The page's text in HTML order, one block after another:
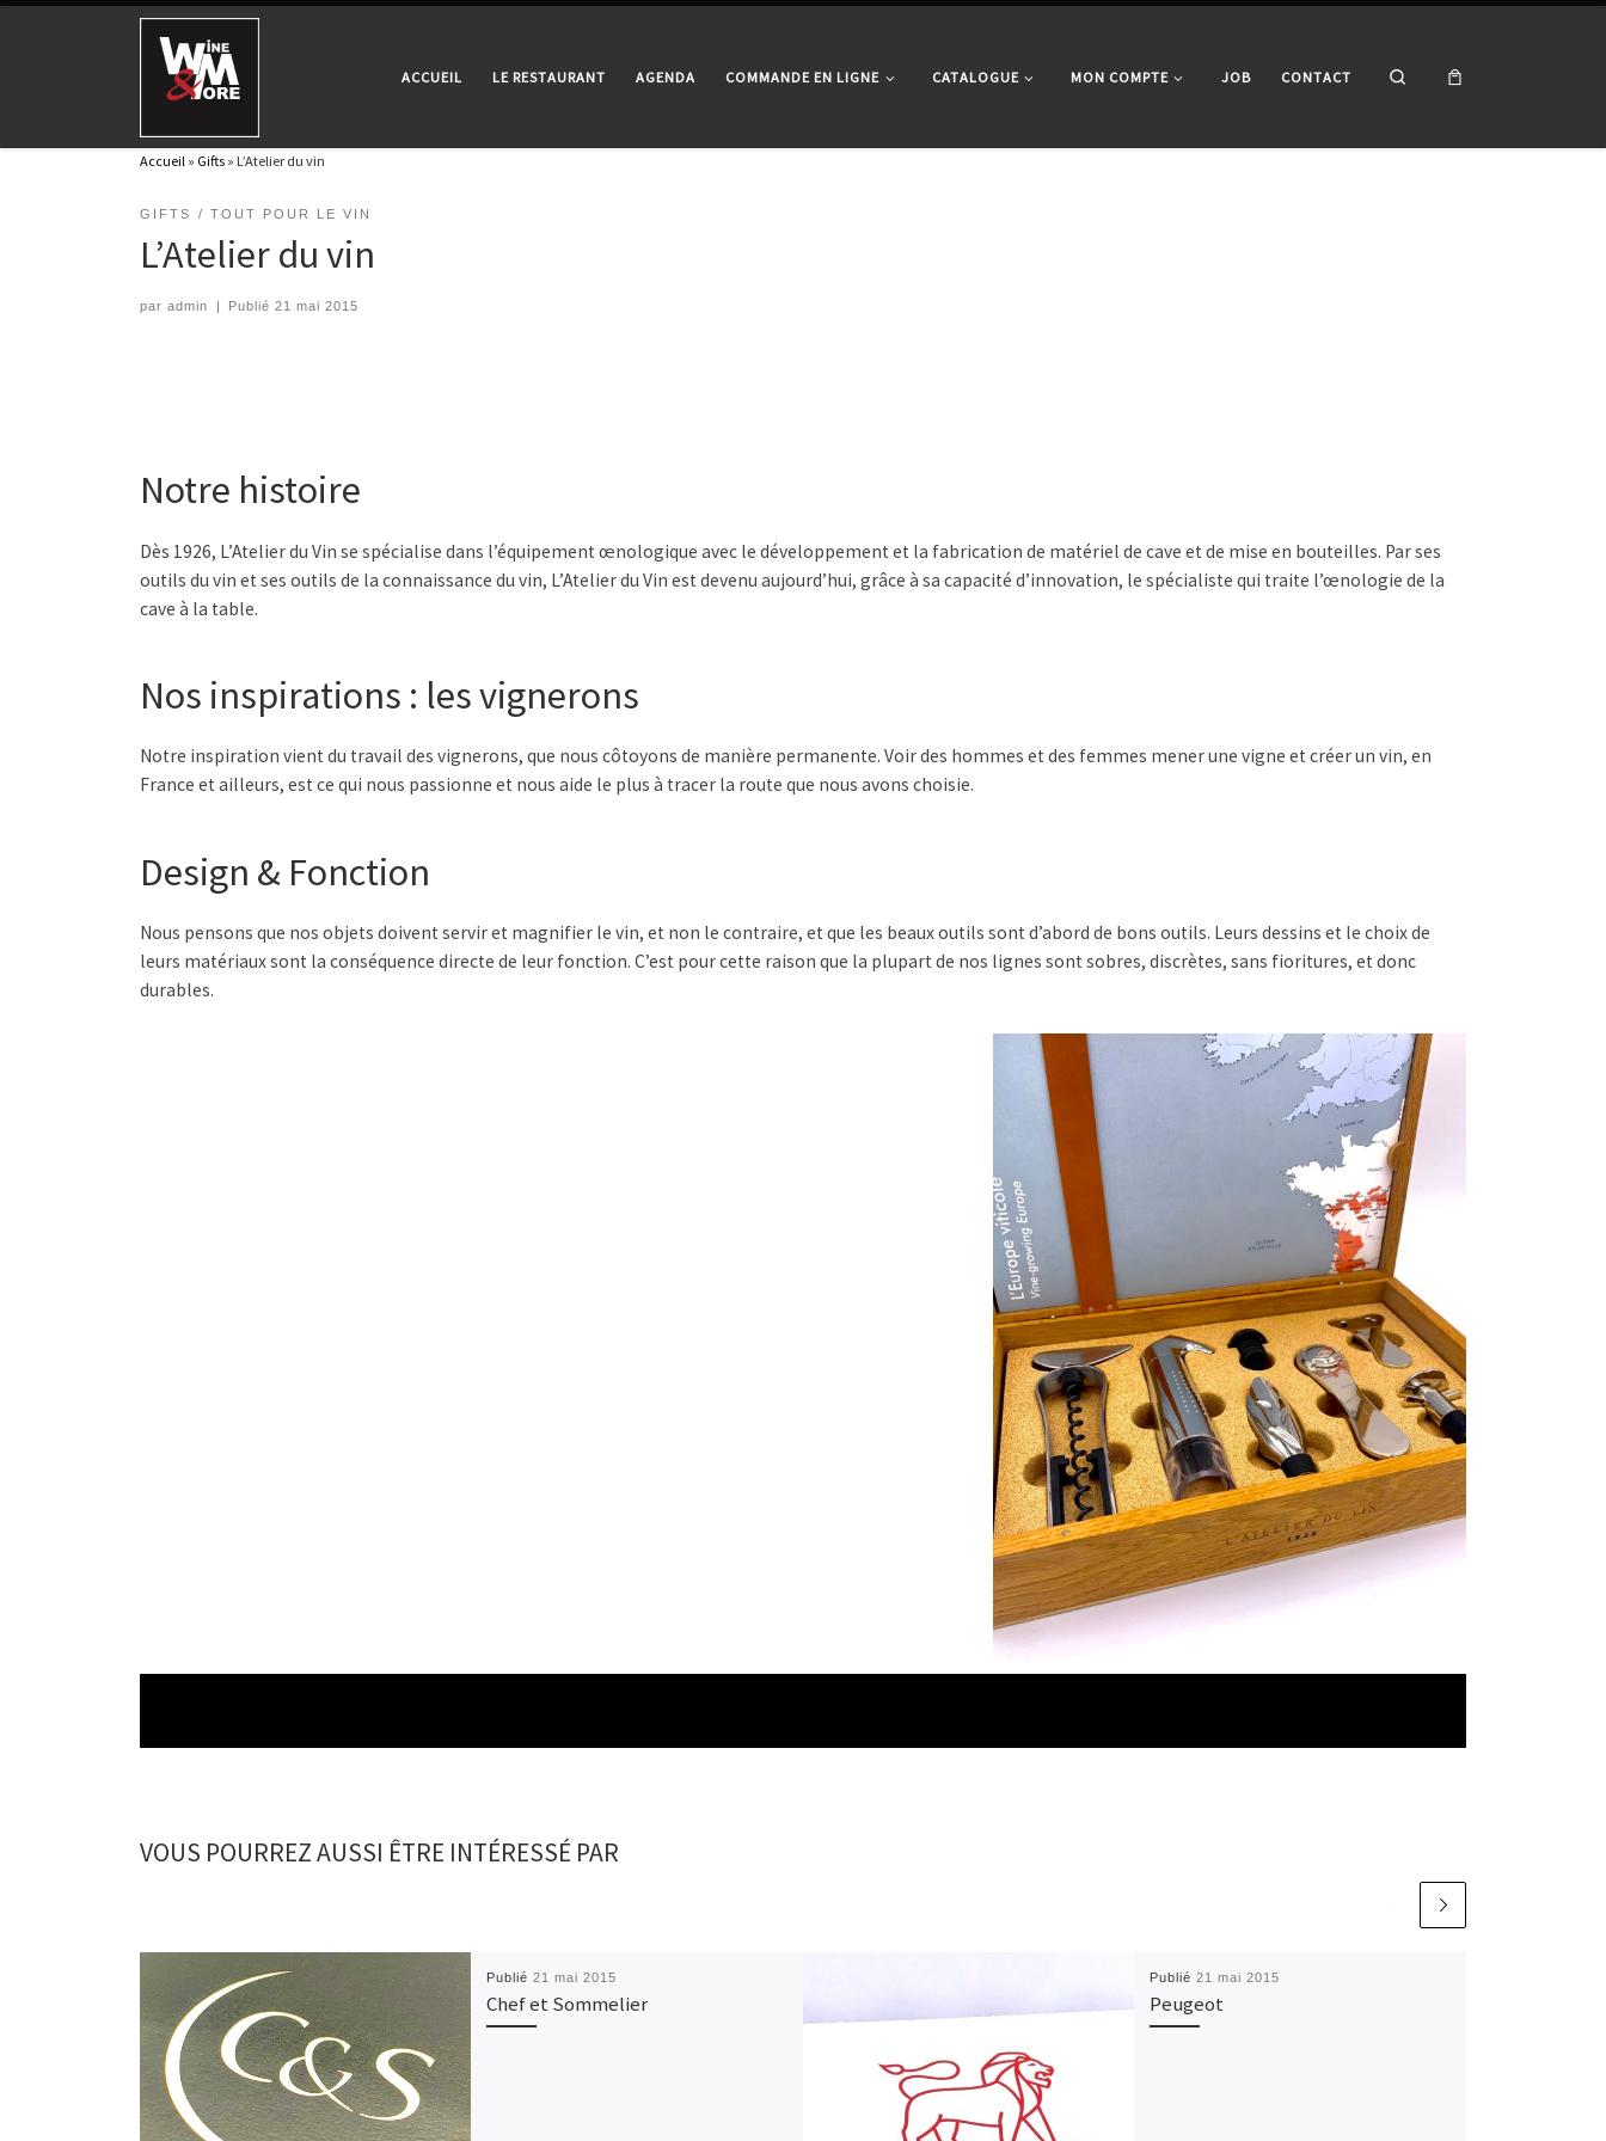
ACCUEIL LE RESTAURANT AGENDA COMMANDE EN LIGNE CATALOGUE MON COMPTE JOB CONTACT Search
Accueil » Gifts » L’Atelier du vin
GIFTS TOUT POUR LE VIN
L’Atelier du vin
par admin Publié21 mai 2015
Notre histoire
Dès 1926, L’Atelier du Vin se spécialise dans l’équipement œnologique avec le développement et la fabrication de matériel de cave et de mise en bouteilles. Par ses
outils du vin et ses outils de la connaissance du vin, L’Atelier du Vin est devenu aujourd’hui, grâce à sa capacité d’innovation, le spécialiste qui traite l’œnologie de la
cave à la table.
Nos inspirations : les vignerons
Notre inspiration vient du travail des vignerons, que nous côtoyons de manière permanente. Voir des hommes et des femmes mener une vigne et créer un vin, en
France et ailleurs, est ce qui nous passionne et nous aide le plus à tracer la route que nous avons choisie.
Design & Fonction
Nous pensons que nos objets doivent servir et magnifier le vin, et non le contraire, et que les beaux outils sont d’abord de bons outils. Leurs dessins et le choix de
leurs matériaux sont la conséquence directe de leur fonction. C’est pour cette raison que la plupart de nos lignes sont sobres, discrètes, sans fioritures, et donc
durables.
VOUS POURREZ AUSSI ÊTRE INTÉRESSÉ PAR
Publié 21 mai 2015
Chef et Sommelier
Publié 21 mai 2015
Peugeot